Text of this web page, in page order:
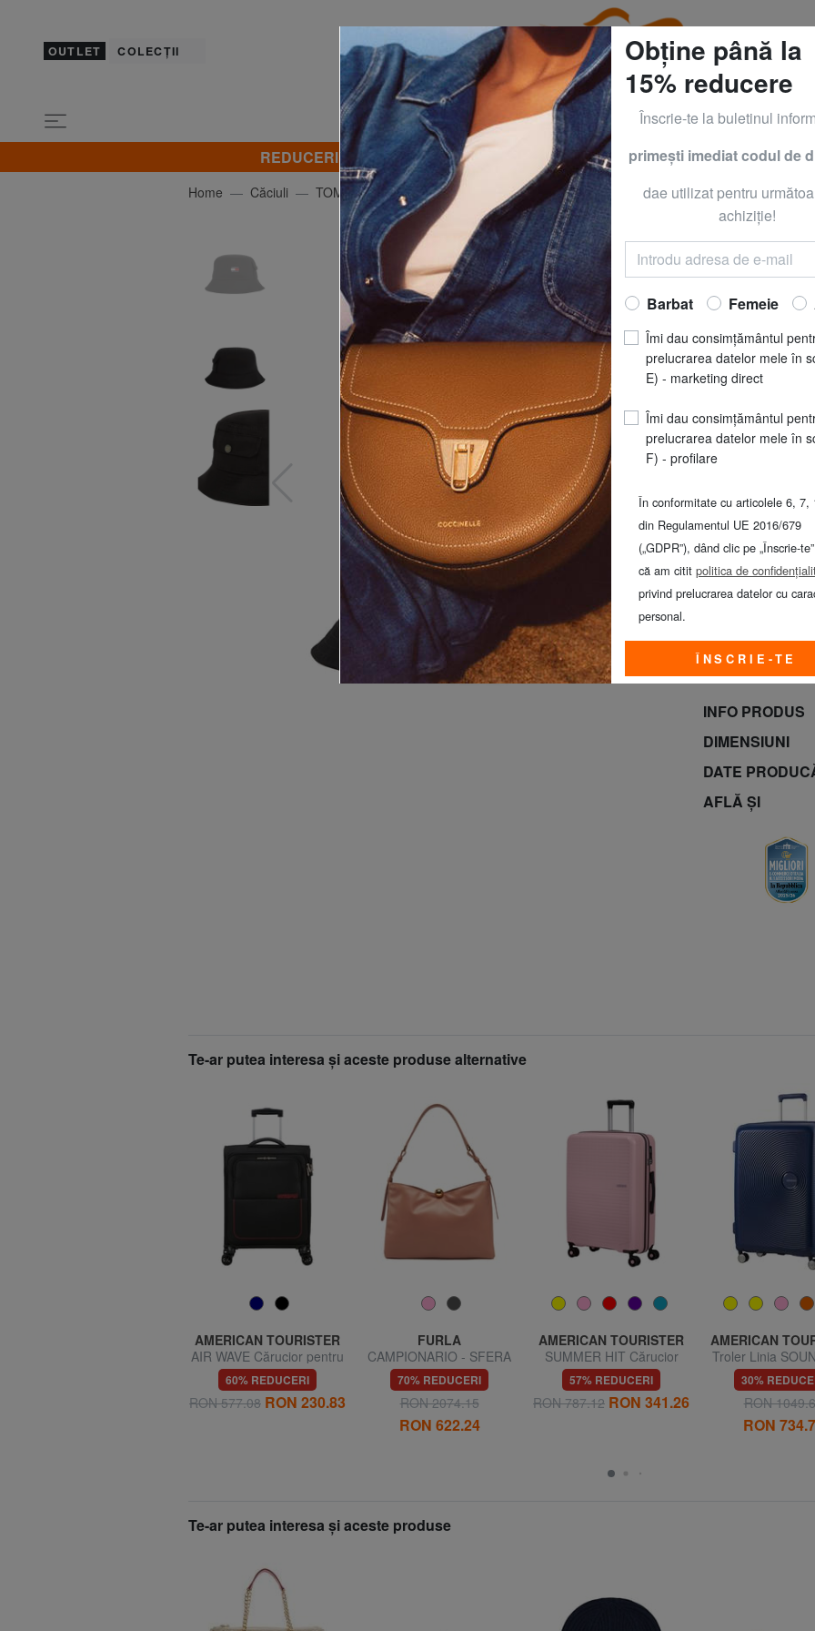
OUTLET COLECȚII
REDUCERI! Promovez CLOTHING all -50% & CALVIN KLEIN all -60% Numai
Home Căciuli TOMMY HILFIGER
TOMMY
TJM HERITAGE
Acum să
REDUCERI
pret recomandat
Cel mai bun preț ultimele
REBAJAS!
CALVIN KLEIN
domingo 9 de
INFO PRODUS
DIMENSIUNI
DATE
AFLĂ ȘI
Te-ar putea interesa şi aceste produse alternative
AMERICAN TOURISTER
AIR WAVE Cărucior pentru
bagaje de mână
60% REDUCERI
RON 577.08 RON 230.83
FURLA
CAMPIONARIO - SFERA
SOFT Geantă de umăr,
piele, fabricată în Italia
70% REDUCERI
RON 2074.15
RON 622.24
AMERICAN TOURISTER
SUMMER HIT Cărucior
mediu
57% REDUCERI
RON 787.12 RON 341.26
AMERICAN
Troler Linia
dimensiuni
extensibilă
30%
RON
RON
Te-ar putea interesa şi aceste produse
Obține până la
15% reducere
Înscrie-te la buletinul
primeşti imediat codul de
dae utilizat pentru
achiziţie!
Barbat Femeie
Îmi dau consimțământul
prelucrarea datelor mele în
E) - marketing direct
Îmi dau consimțământul
prelucrarea datelor mele în
F) - profilare
În conformitate cu articolele 6, 7,
din Regulamentul UE 2016/679
(„GDPR”), dând clic pe „Înscrie-
că am citit politica de
privind prelucrarea datelor cu
personal.
ÎNSCRIE-TE